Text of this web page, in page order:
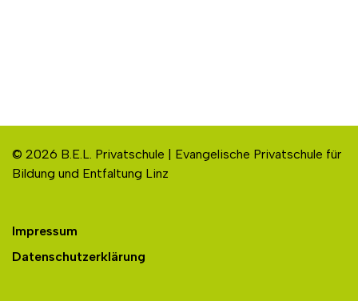
© 2026 B.E.L. Privatschule | Evangelische Privatschule für
Bildung und Entfaltung Linz
Impressum
Datenschutzerklärung